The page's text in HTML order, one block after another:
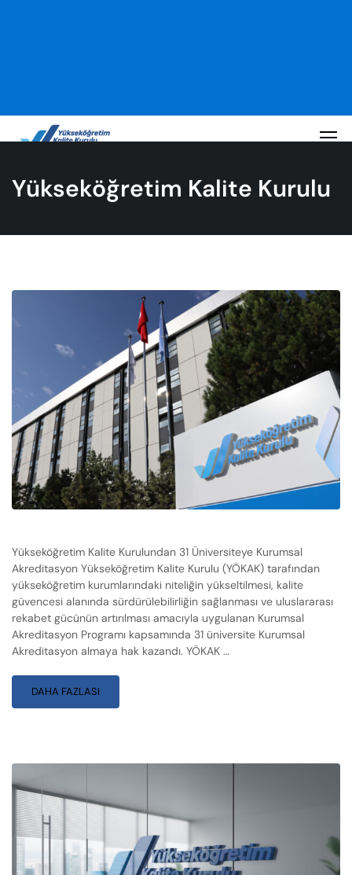
Yükseköğretim Kalite Kurulu
Yükseköğretim Kalite Kurulundan 31 Üniversiteye Kurumsal
Akreditasyon Yükseköğretim Kalite Kurulu (YÖKAK) tarafından
yükseköğretim kurumlarındaki niteliğin yükseltilmesi, kalite
güvencesi alanında sürdürülebilirliğin sağlanması ve uluslararası
rekabet gücünün artırılması amacıyla uygulanan Kurumsal
Akreditasyon Programı kapsamında 31 üniversite Kurumsal
Akreditasyon almaya hak kazandı. YÖKAK …
DAHA FAZLASI